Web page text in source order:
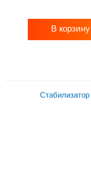
В корзину